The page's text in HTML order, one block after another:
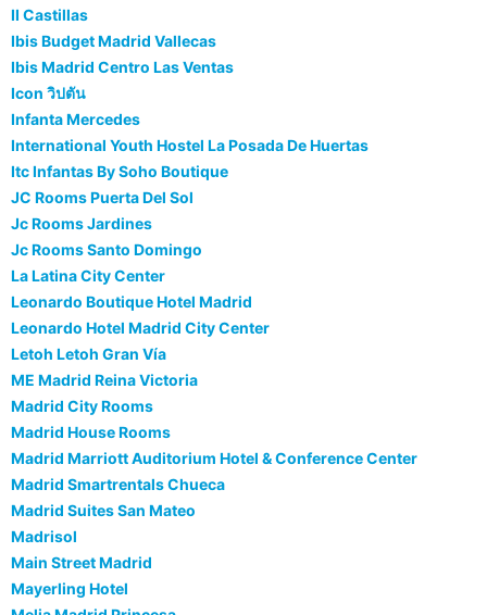
II Castillas
Ibis Budget Madrid Vallecas
Ibis Madrid Centro Las Ventas
Icon วิปตัน
Infanta Mercedes
International Youth Hostel La Posada De Huertas
Itc Infantas By Soho Boutique
JC Rooms Puerta Del Sol
Jc Rooms Jardines
Jc Rooms Santo Domingo
La Latina City Center
Leonardo Boutique Hotel Madrid
Leonardo Hotel Madrid City Center
Letoh Letoh Gran Vía
ME Madrid Reina Victoria
Madrid City Rooms
Madrid House Rooms
Madrid Marriott Auditorium Hotel & Conference Center
Madrid Smartrentals Chueca
Madrid Suites San Mateo
Madrisol
Main Street Madrid
Mayerling Hotel